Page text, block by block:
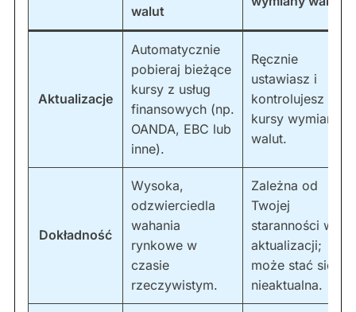
walut
Aktualizacje
Automatycznie
pobieraj bieżące
kursy z usług
finansowych (np.
OANDA, EBC lub
inne).
Ręcznie
ustawiasz i
kontrolujesz
kursy wymiany
walut.
Dokładność
Wysoka,
odzwierciedla
wahania
rynkowe w
czasie
rzeczywistym.
Zależna od
Twojej
staranności w
aktualizacji;
może stać się
nieaktualna.